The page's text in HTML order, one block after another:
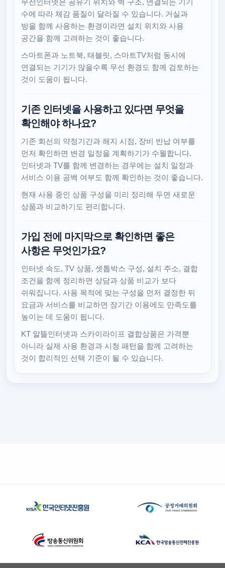
무선인터넷은 공유기 위치와 벽 구조, 연결되는 기기
수에 따라 체감 품질이 달라질 수 있습니다. 거실과
방을 함께 사용하는 환경이라면 설치 위치와 사용
공간을 함께 고려하는 것이 좋습니다.
스마트폰과 노트북, 태블릿, 스마트TV처럼 동시에
연결되는 기기가 많을수록 무선 환경도 함께 검토하는
것이 도움이 됩니다.
기존 인터넷을 사용하고 있다면 무엇을
확인해야 하나요?
기존 회선의 약정기간과 해지 시점, 장비 반납 여부를
먼저 확인하면 변경 일정을 계획하기가 수월합니다.
인터넷과 TV를 함께 변경하는 경우에는 설치 일정과
서비스 이용 공백 여부도 함께 확인하는 것이 좋습니다.
현재 사용 중인 상품 구성을 미리 정리해 두면 새로운
상품과 비교하기도 편리합니다.
가입 전에 마지막으로 확인하면 좋은
사항은 무엇인가요?
인터넷 속도, TV 상품, 셋톱박스 구성, 설치 주소, 결합
조건을 함께 정리하면 상담과 상품 비교가 보다
쉬워집니다. 사용 목적에 맞는 구성을 먼저 결정한 뒤
요금과 서비스를 비교하면 장기간 이용에도 만족도를
높이는 데 도움이 됩니다.
KT 알뜰인터넷과 스카이라이프 결합상품은 가격뿐
아니라 실제 사용 환경과 시청 패턴을 함께 고려하는
것이 합리적인 선택 기준이 될 수 있습니다.